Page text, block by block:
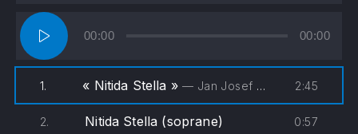
Lecteur
audio
00:00 00:00
1. « Nitida Stella »— Jan Josef Bozan - Coro di Comunione e Liberazione, Pippo Molino 2:45
2. Nitida Stella (soprane) 0:57